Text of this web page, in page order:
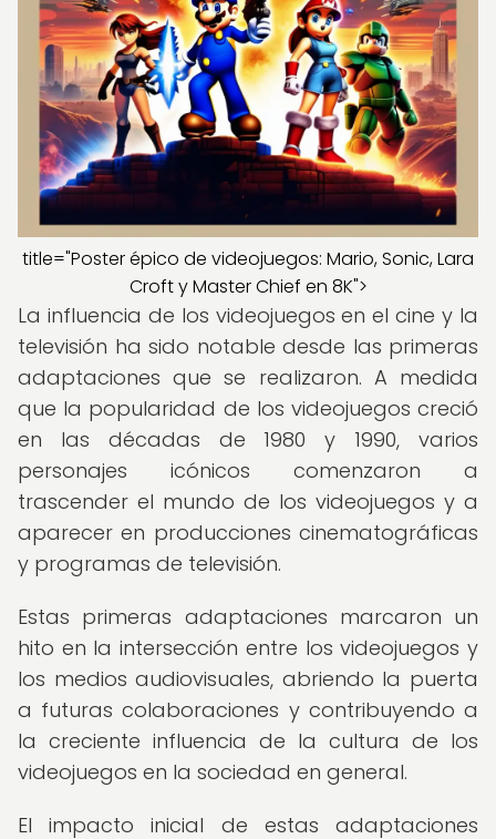
title="Poster épico de videojuegos: Mario, Sonic, Lara
Croft y Master Chief en 8K">
La influencia de los videojuegos en el cine y la
televisión ha sido notable desde las primeras
adaptaciones que se realizaron. A medida
que la popularidad de los videojuegos creció
en las décadas de 1980 y 1990, varios
personajes icónicos comenzaron a
trascender el mundo de los videojuegos y a
aparecer en producciones cinematográficas
y programas de televisión.
Estas primeras adaptaciones marcaron un
hito en la intersección entre los videojuegos y
los medios audiovisuales, abriendo la puerta
a futuras colaboraciones y contribuyendo a
la creciente influencia de la cultura de los
videojuegos en la sociedad en general.
El impacto inicial de estas adaptaciones